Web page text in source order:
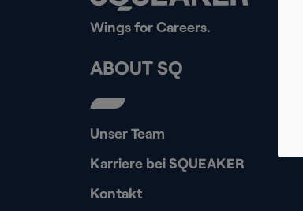
Wings for Careers.
ABOUT SQ
Unser Team
Karriere bei SQUEAKER
Kontakt